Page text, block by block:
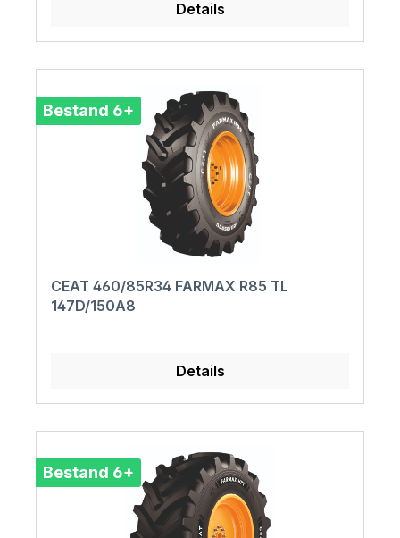
Details
Bestand 6+
CEAT 460/85R34 FARMAX R85 TL
147D/150A8
Details
Bestand 6+